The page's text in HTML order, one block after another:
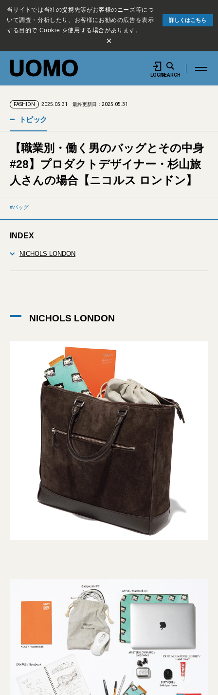
当サイトでは当社の提携先等がお客様のニーズ等につ
いて調査・分析したり、お客様にお勧めの広告を表示
する目的で Cookie を使用する場合があります。
詳しくはこちら
×
LOGINSEARCH
FASHION 2025.05.31 最終更新日：2025.05.31
トピック
【職業別・働く男のバッグとその中身
#28】プロダクトデザイナー・杉山旅
人さんの場合【ニコルス ロンドン】
バッグ
INDEX
NICHOLS LONDON
NICHOLS LONDON